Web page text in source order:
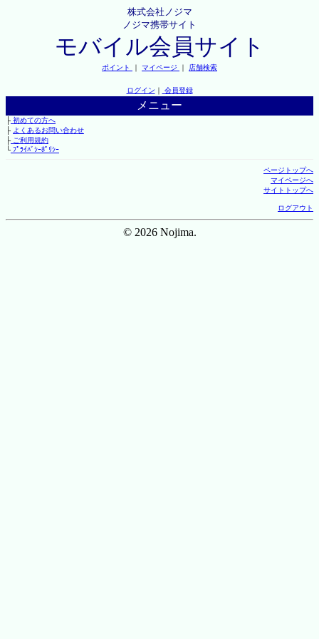
株式会社ノジマ
ノジマ携帯サイト
モバイル会員サイト
ポイント ｜ マイページ ｜ 店舗検索
ログイン ｜ 会員登録
メニュー
├初めての方へ
├ よくあるお問い合わせ
├ご利用規約
└ﾌﾟﾗｲﾊﾞｼｰﾎﾟﾘｼｰ
ページトップへ
マイページへ
サイトトップへ
ログアウト
© 2026 Nojima.